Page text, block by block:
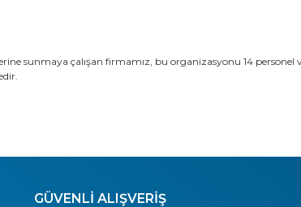
sunmaya çalışan firmamız, bu organizasyonu 14
GÜVENLİ ALIŞVERİŞ